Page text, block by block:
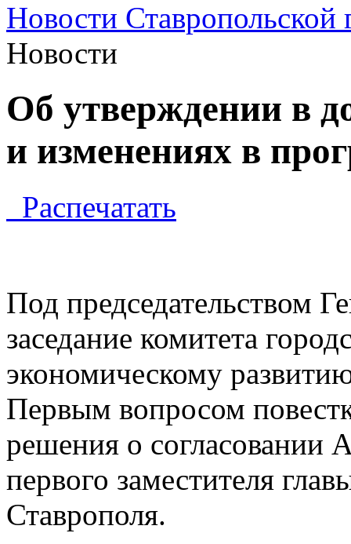
Новости
Новости
Об утверждении в
и изменениях в
Распечатать
Под председательством
заседание комитета
экономическому
Первым вопросом
решения о согласовании
первого заместителя
Ставрополя.